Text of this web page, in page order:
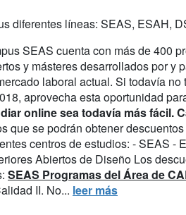
diferentes líneas: SEAS, ESAH,
SEAS cuenta con más de 400
y másteres desarrollados por y
laboral actual. Si todavía
aprovecha esta oportunidad
online sea todavía más fácil.
que se podrán obtener
centros de estudios: - SEAS -
Abiertos de Diseño Los
SEAS Programas del Área de
II. No... leer más